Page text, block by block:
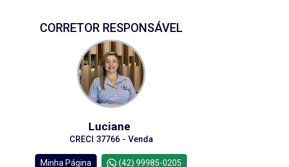
CORRETOR RESPONSÁVEL
Luciane
CRECI 37766 - Venda
Minha Página (42) 99985-0205